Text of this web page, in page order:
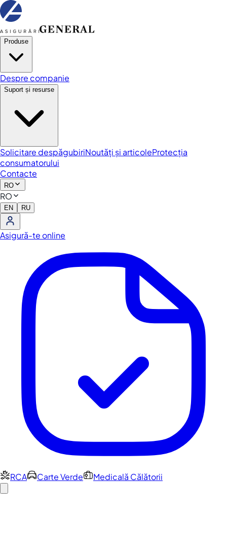
Produse
Despre companie
Suport și resurse
Solicitare despăgubiriNoutăți și articoleProtecția
consumatorului
Contacte
RO
RO
EN RU
Asigură-te online
RCA Carte Verde Medicală Călătorii